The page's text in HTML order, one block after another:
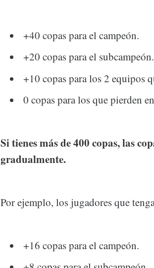
+40 copas para el campeón.
+20 copas para el subcampeón.
+10 copas para los 2 equipos
0 copas para los que pierden
Si tienes más de 400 copas, las
gradualmente.
Por ejemplo, los jugadores que
+16 copas para el campeón.